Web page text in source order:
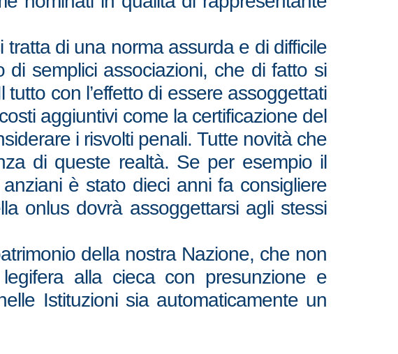
tratta di una norma assurda e di difficile
semplici associazioni, che di fatto si
con l’effetto di essere assoggettati
aggiuntivi come la certificazione del
i risvolti penali. Tutte novità che
di queste realtà. Se per esempio il
è stato dieci anni fa consigliere
onlus dovrà assoggettarsi agli stessi
della nostra Nazione, che non
alla cieca con presunzione e
Istituzioni sia automaticamente un